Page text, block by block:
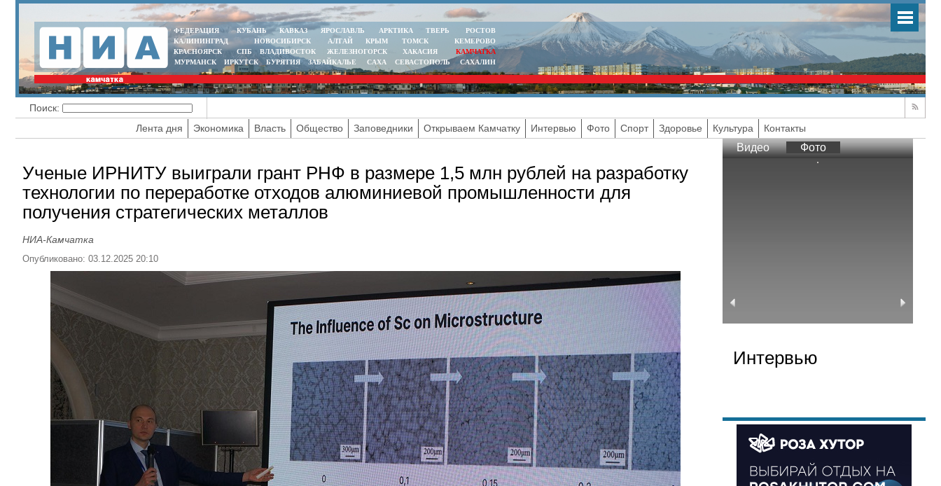
ФЕДЕРАЦИЯ КУБАНЬ КАВКАЗ ЯРОСЛАВЛЬ АРКТИКА ТВЕРЬ
РОСТОВ
КАЛИНИНГРАД
НОВОСИБИРСК АЛТАЙ КРЫМ ТОМСК
КЕМЕРОВО
КРАСНОЯРСК
СПБ ВЛАДИВОСТОК ЖЕЛЕЗНОГОРСК ХАКАСИЯ
КАМЧАТКА
МУРМАНСК
ИРКУТСК БУРЯТИЯ ЗАБАЙКАЛЬЕ САХА СЕВАСТОПОЛЬ САХАЛИН
Поиск:
Лента дня
Экономика Власть Общество Заповедники Открываем Камчатку Интервью Фото Спорт Здоровье Культура Контакты
Ученые ИРНИТУ выиграли грант РНФ в размере 1,5 млн рублей на разработку
технологии по переработке отходов алюминиевой промышленности для
получения стратегических металлов
НИА-Камчатка
Опубликовано: 03.12.2025 20:10
Видео Фото
Интервью